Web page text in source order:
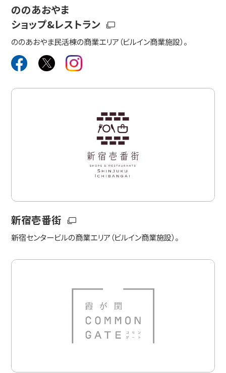
ののあおやま
ショップ&レストラン
ののあおやま民活棟の商業エリア（ビルイン商業施設）。
新宿壱番街
新宿センタービルの商業エリア（ビルイン商業施設）。